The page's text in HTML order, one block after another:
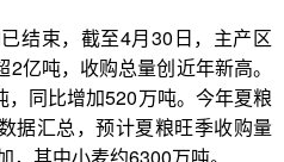
结束，截至4月30日，主产区
亿吨，收购总量创近年新高。
同比增加520万吨。今年夏粮
据汇总，预计夏粮旺季收购量